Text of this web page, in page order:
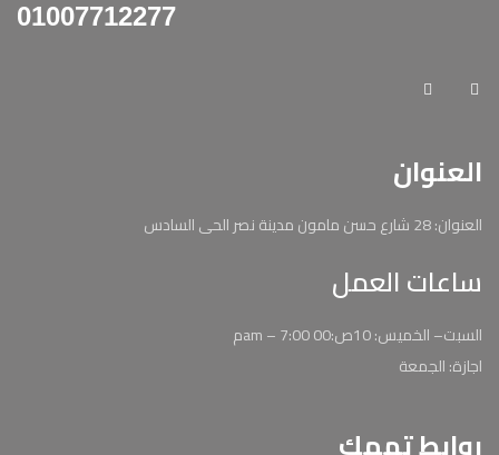
01007712277
العنوان
العنوان: 28 شارع حسن مامون مدينة نصر الحى السادس
ساعات العمل
السبت– الخميس: 10ص:00 am – 7:00م
اجازة: الجمعة